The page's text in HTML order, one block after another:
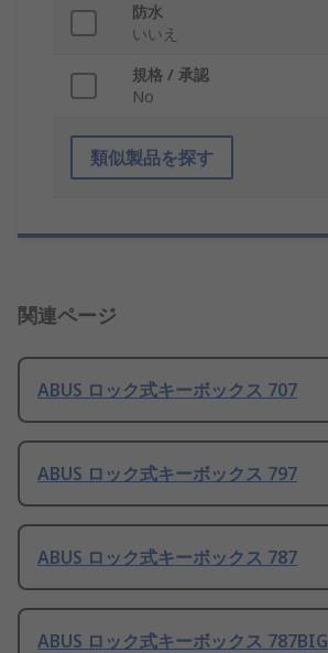
防水
いいえ
規格 / 承認
No
類似製品を探す
関連ページ
ABUS ロック式キーボックス 707
ABUS ロック式キーボックス 797
ABUS ロック式キーボックス 787
ABUS ロック式キーボックス 787BIG